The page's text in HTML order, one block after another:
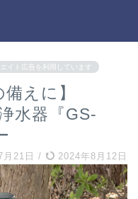
イト広告を利用しています
えに】
水器『GS-
21日 / 2024年8月12日